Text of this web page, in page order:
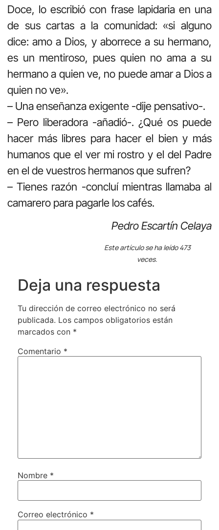
Doce, lo escribió con frase lapidaria en una
de sus cartas a la comunidad: «si alguno
dice: amo a Dios, y aborrece a su hermano,
es un mentiroso, pues quien no ama a su
hermano a quien ve, no puede amar a Dios a
quien no ve».
– Una enseñanza exigente -dije pensativo-.
– Pero liberadora -añadió-. ¿Qué os puede
hacer más libres para hacer el bien y más
humanos que el ver mi rostro y el del Padre
en el de vuestros hermanos que sufren?
– Tienes razón -concluí mientras llamaba al
camarero para pagarle los cafés.
Pedro Escartín Celaya
Este artículo se ha leído 473
veces.
Deja una respuesta
Tu dirección de correo electrónico no será
publicada. Los campos obligatorios están
marcados con *
Comentario *
Nombre *
Correo electrónico *